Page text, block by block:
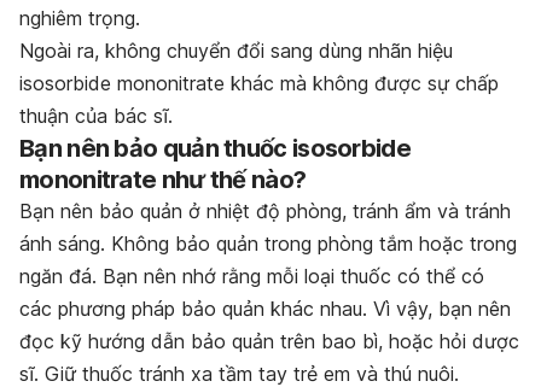
nghiêm trọng.
Ngoài ra, không chuyển đổi sang dùng nhãn hiệu
isosorbide mononitrate khác mà không được sự chấp
thuận của bác sĩ.
Bạn nên bảo quản thuốc isosorbide
mononitrate như thế nào?
Bạn nên bảo quản ở nhiệt độ phòng, tránh ẩm và tránh
ánh sáng. Không bảo quản trong phòng tắm hoặc trong
ngăn đá. Bạn nên nhớ rằng mỗi loại thuốc có thể có
các phương pháp bảo quản khác nhau. Vì vậy, bạn nên
đọc kỹ hướng dẫn bảo quản trên bao bì, hoặc hỏi dược
sĩ. Giữ thuốc tránh xa tầm tay trẻ em và thú nuôi.